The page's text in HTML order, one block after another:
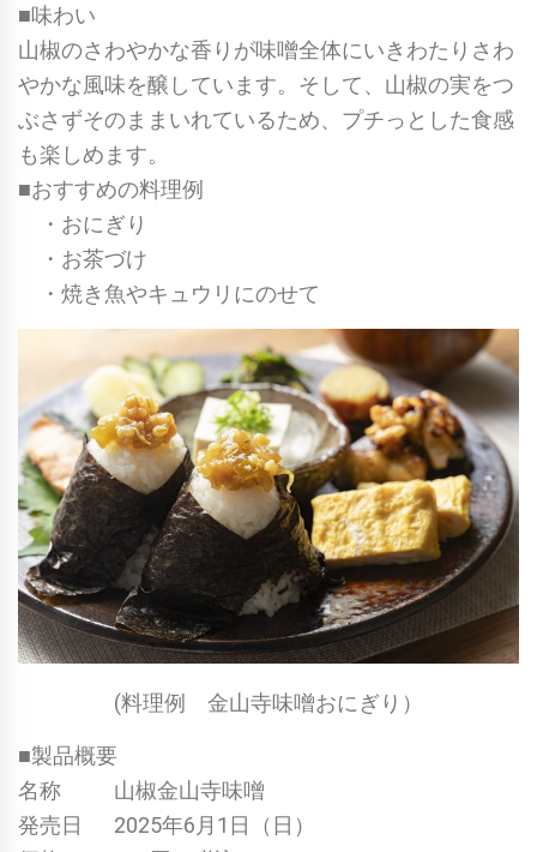
■味わい
山椒のさわやかな香りが味噌全体にいきわたりさわ
やかな風味を醸しています。そして、山椒の実をつ
ぶさずそのままいれているため、プチっとした食感
も楽しめます。
■おすすめの料理例
・おにぎり
・お茶づけ
・焼き魚やキュウリにのせて
(料理例 金山寺味噌おにぎり）
■製品概要
名称 山椒金山寺味噌
発売日 2025年6月1日（日）